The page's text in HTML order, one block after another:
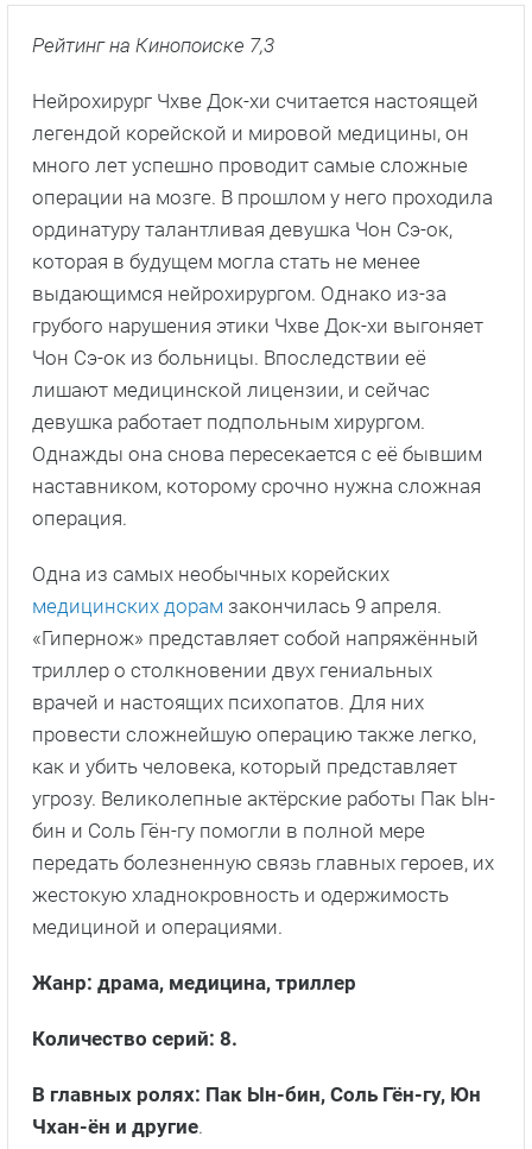
Рейтинг на Кинопоиске 7,3
Нейрохирург Чхве Док-хи считается настоящей
легендой корейской и мировой медицины, он
много лет успешно проводит самые сложные
операции на мозге. В прошлом у него проходила
ординатуру талантливая девушка Чон Сэ-ок,
которая в будущем могла стать не менее
выдающимся нейрохирургом. Однако из-за
грубого нарушения этики Чхве Док-хи выгоняет
Чон Сэ-ок из больницы. Впоследствии её
лишают медицинской лицензии, и сейчас
девушка работает подпольным хирургом.
Однажды она снова пересекается с её бывшим
наставником, которому срочно нужна сложная
операция.
Одна из самых необычных корейских
медицинских дорам закончилась 9 апреля.
«Гипернож» представляет собой напряжённый
триллер о столкновении двух гениальных
врачей и настоящих психопатов. Для них
провести сложнейшую операцию также легко,
как и убить человека, который представляет
угрозу. Великолепные актёрские работы Пак Ын-
бин и Соль Гён-гу помогли в полной мере
передать болезненную связь главных героев, их
жестокую хладнокровность и одержимость
медициной и операциями.
Жанр: драма, медицина, триллер
Количество серий: 8.
В главных ролях: Пак Ын-бин, Соль Гён-гу, Юн
Чхан-ён и другие.